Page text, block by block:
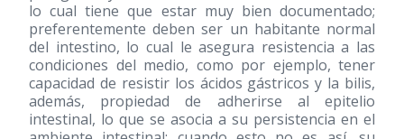
lo cual tiene que estar muy bien documentado;
preferentemente deben ser un habitante normal
del intestino, lo cual le asegura resistencia a las
condiciones del medio, como por ejemplo, tener
capacidad de resistir los ácidos gástricos y la bilis,
además, propiedad de adherirse al epitelio
intestinal, lo que se asocia a su persistencia en el